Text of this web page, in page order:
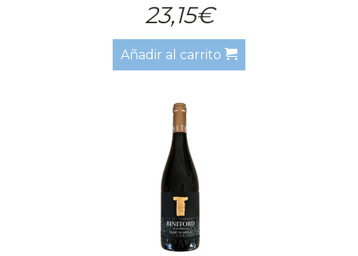
23,15€
Añadir al carrito